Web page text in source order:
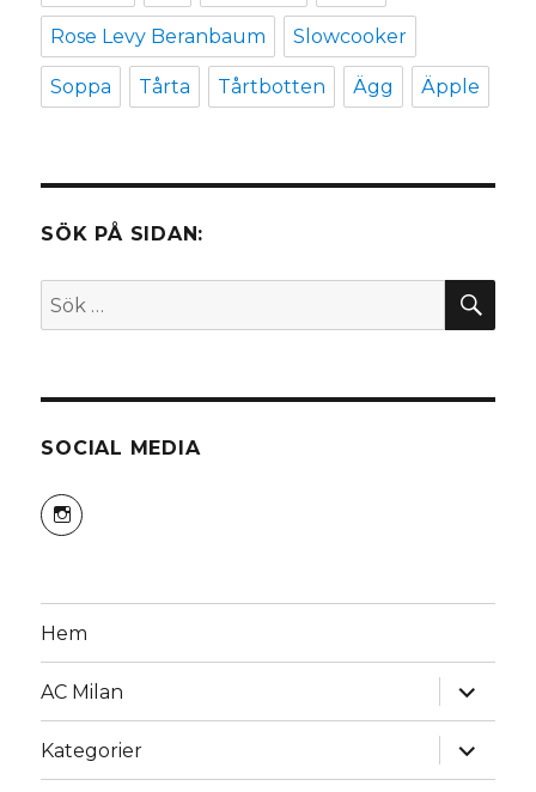
Rose Levy Beranbaum Slowcooker
Soppa Tårta Tårtbotten Ägg Äpple
SÖK PÅ SIDAN:
Sök
efter:
SOCIAL MEDIA
Visa
himeko81s
Hem
AC Milan
Kategorier